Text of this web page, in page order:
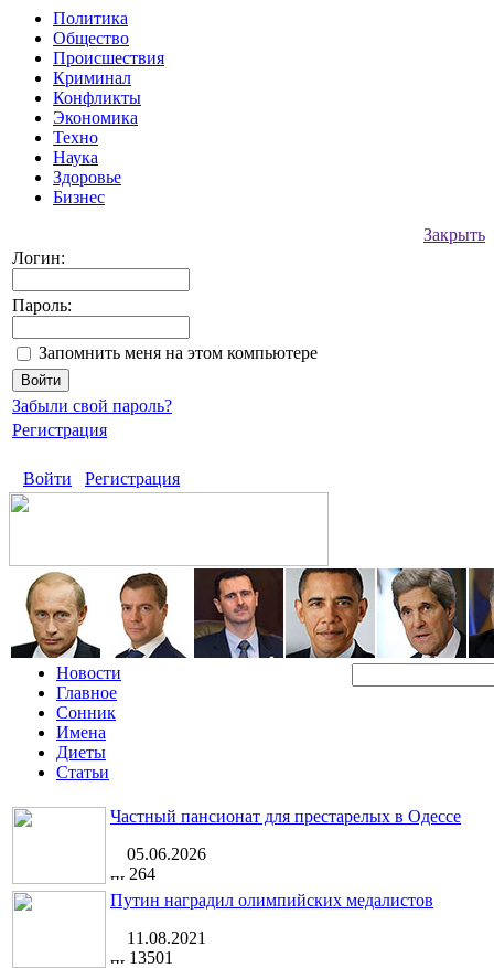
Политика
Общество
Происшествия
Криминал
Конфликты
Экономика
Техно
Наука
Здоровье
Бизнес
Закрыть
Логин:
Пароль:
Запомнить меня на этом компьютере
Забыли свой пароль?
Регистрация
Войти Регистрация
Новости
Главное
Сонник
Имена
Диеты
Статьи
Частный пансионат для престарелых в Одессе
05.06.2026
264
Путин наградил олимпийских медалистов
11.08.2021
13501